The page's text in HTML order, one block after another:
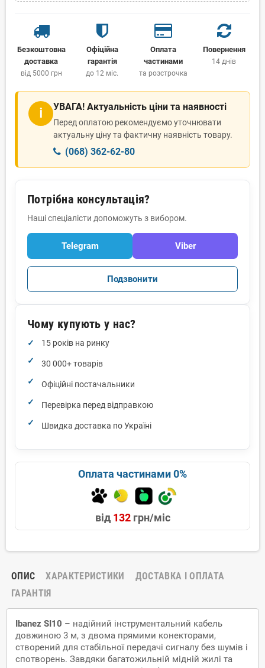
Безкоштовна
доставка
від 5000 грн
Офіційна
гарантія
до 12 міс.
Оплата
частинами
та розстрочка
Повернення
14 днів
ℹ УВАГА! Актуальність ціни та наявності
Перед оплатою рекомендуємо уточнювати
актуальну ціну та фактичну наявність товару.
(068) 362-62-80
Потрібна консультація?
Наші спеціалісти допоможуть з вибором.
Telegram Viber
Подзвонити
Чому купують у нас?
15 років на ринку
30 000+ товарів
Офіційні постачальники
Перевірка перед відправкою
Швидка доставка по Україні
Оплата частинами 0%
від 132грн/міс
ОПИС ХАРАКТЕРИСТИКИ
ДОСТАВКА І ОПЛАТА
ГАРАНТІЯ
Ibanez SI10 – надійний інструментальний кабель
довжиною 3 м, з двома прямими конекторами,
створений для стабільної передачі сигналу без шумів і
спотворень. Завдяки багатожильній мідній жилі та